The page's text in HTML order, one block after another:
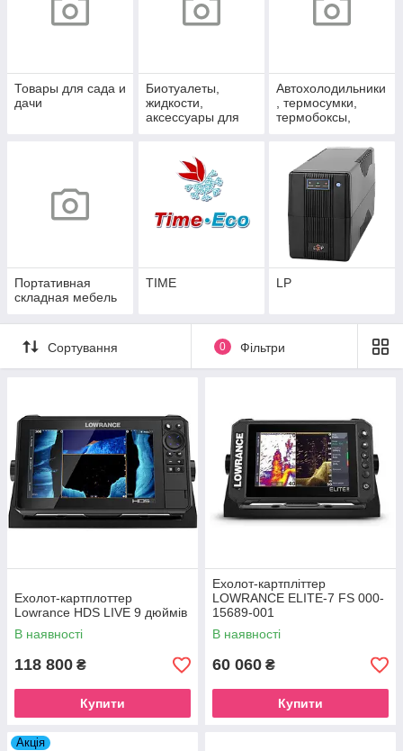
Товары для сада и
дачи
Биотуалеты,
жидкости,
аксессуары для
Автохолодильники
, термосумки,
термобоксы,
Портативная
складная мебель
TIME LP
Сортування 0 Фільтри
Ехолот-картплоттер
Lowrance HDS LIVE 9 дюймів
В наявності
118 800 ₴
Купити
Ехолот-картпліттер
LOWRANCE ELITE-7 FS 000-
15689-001
В наявності
60 060 ₴
Купити
Акція